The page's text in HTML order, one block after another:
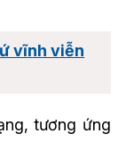
vĩnh viễn
tương ứng